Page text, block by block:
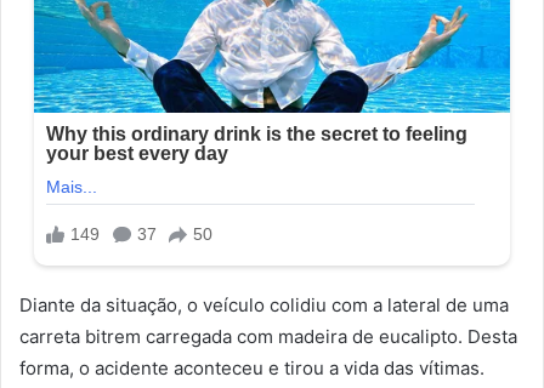
Diante da situação, o veículo colidiu com a lateral de uma
carreta bitrem carregada com madeira de eucalipto. Desta
forma, o acidente aconteceu e tirou a vida das vítimas.